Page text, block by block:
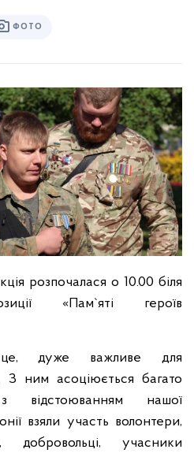
ФОТО
розпочалася о 10.00 біля
«Пам`яті героїв
дуже важливе для
З ним асоціюється багато
відстоюванням нашої
взяли участь волонтери,
добровольці, учасники